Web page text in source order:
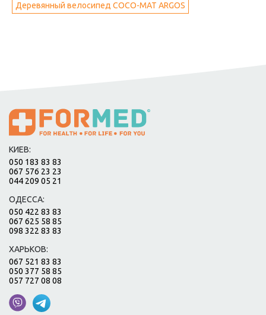
Деревянный велосипед COCO-MAT ARGOS
КИЕВ:
050 183 83 83
067 576 23 23
044 209 05 21
ОДЕССА:
050 422 83 83
067 625 58 85
098 322 83 83
ХАРЬКОВ:
067 521 83 83
050 377 58 85
057 727 08 08